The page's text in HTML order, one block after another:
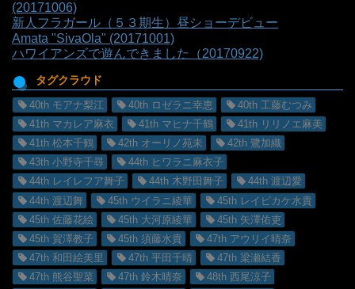
(20171006)
新人フラガール（５３期生）昼ショーデビュー
Amata "SivaOla" (20171001)
ハワイアンズで遊んできました（20170922)
タグクラウド
40th モアナ梨江 40th ロゼラニ幸恵
40th 工藤むつみ
41th マカレア麻衣
41th マヒナ千鶴
41th リリノエ麻美
41th 松本千鶴
42th オーリノ苑未
42th 鷺加織
43th 小野寺千尋
44th ヒワラニ麻衣子
44th レイレフア舞子
44th 木野田舞子
44th 渡辺愛
44th 渡辺舞
45th ウイラニ綾華
45th レイピカケ水貴
45th 佐藤花絵
45th 大河原綾華
45th 矢澤佑吏
45th 賀澤教子
45th 須藤水貴
47th アウリイ晴奈
47th 和田絵美里
47th 平田千晴
47th 梁瀬結香
47th 熊谷聖菜
47th 鈴木晴奈
48th 西尾涼子